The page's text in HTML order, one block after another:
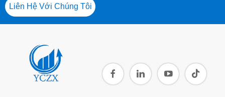
Liên Hệ Với Chúng Tôi